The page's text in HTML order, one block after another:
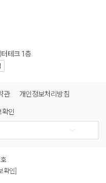
테크 1층
관 개인정보처리방침
인
확인]